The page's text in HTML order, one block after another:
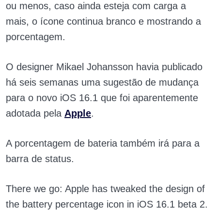
ou menos, caso ainda esteja com carga a
mais, o ícone continua branco e mostrando a
porcentagem.
O designer Mikael Johansson havia publicado
há seis semanas uma sugestão de mudança
para o novo iOS 16.1 que foi aparentemente
adotada pela Apple.
A porcentagem de bateria também irá para a
barra de status.
There we go: Apple has tweaked the design of
the battery percentage icon in iOS 16.1 beta 2.